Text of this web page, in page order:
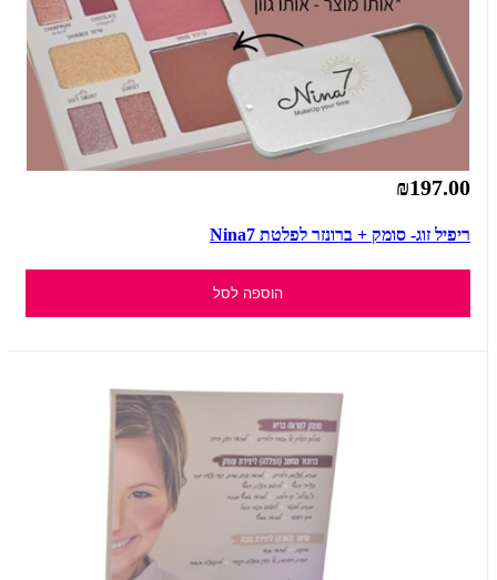
₪197.00
ריפיל זוג- סומק + ברונזר לפלטת Nina7
הוספה לסל